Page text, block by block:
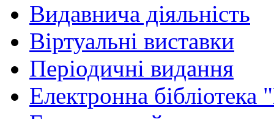
Видавнича діяльність
Віртуальні виставки
Періодичні видання
Електронна